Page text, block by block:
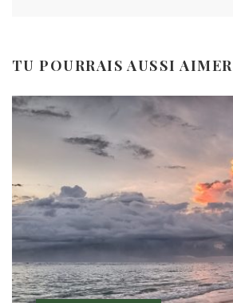
TU POURRAIS AUSSI AIMER